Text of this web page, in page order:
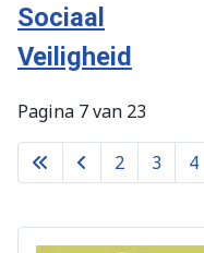
Sociaal
Veiligheid
Pagina 7 van 23
2 3 4